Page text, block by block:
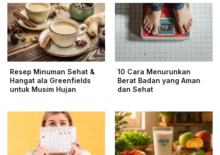
Resep Minuman Sehat &
Hangat ala Greenfields
untuk Musim Hujan
10 Cara Menurunkan
Berat Badan yang Aman
dan Sehat